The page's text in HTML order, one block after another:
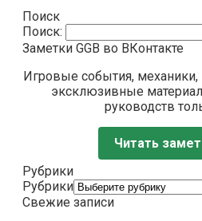
Поиск
Поиск:
Заметки GGB во ВКонтакте
Игровые события, механики,
эксклюзивные
руководств
Читать
Рубрики
Рубрики
Свежие записи